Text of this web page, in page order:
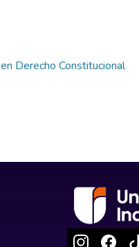
Derecho Constitucional